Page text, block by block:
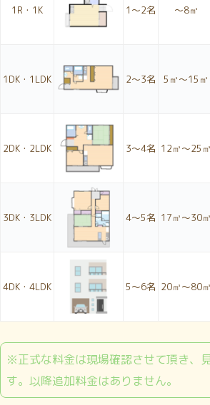
1R・1K 1〜2名 ～8㎥
1DK・1LDK 2〜3名 5㎥～15㎥
2DK・2LDK 3〜4名 12㎥～25㎥
3DK・3LDK 4〜5名 17㎥～30㎥
4DK・4LDK 5〜6名 20㎥～80㎥
※正式な料金は現場確認させて頂き、
す。以降追加料金はありません。